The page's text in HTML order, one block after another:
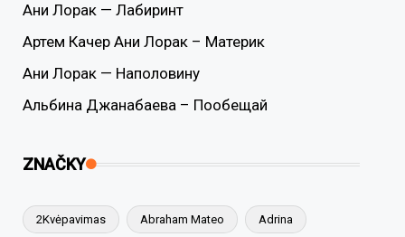
Ани Лорак — Лабиринт
Артем Качер Ани Лорак – Материк
Ани Лорак — Наполовину
Альбина Джанабаева – Пообещай
ZNAČKY
2Kvėpavimas Abraham Mateo Adrina